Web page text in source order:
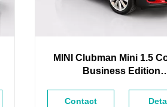
MINI Clubman Mini 1.5
Business Edition
Contact